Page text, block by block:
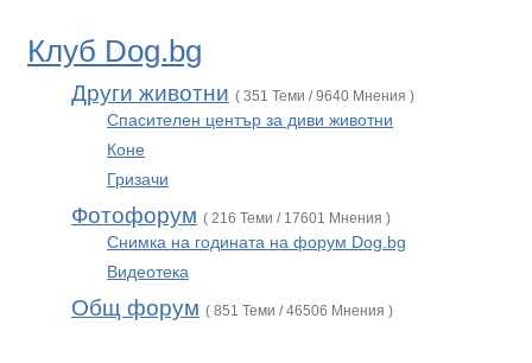
Клуб Dog.bg
Други животни ( 351 Теми / 9640 Мнения )
Спасителен център за диви животни
Коне
Гризачи
Фотофорум ( 216 Теми / 17601 Мнения )
Снимка на годината на форум Dog.bg
Видеотека
Общ форум ( 851 Теми / 46506 Мнения )